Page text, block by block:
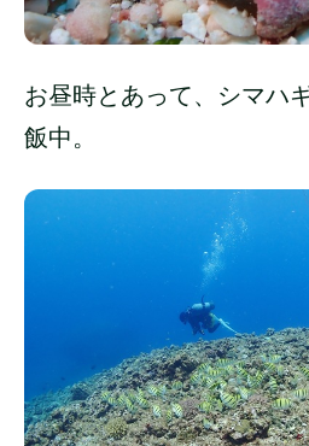
お昼時とあって、シマハ
飯中。